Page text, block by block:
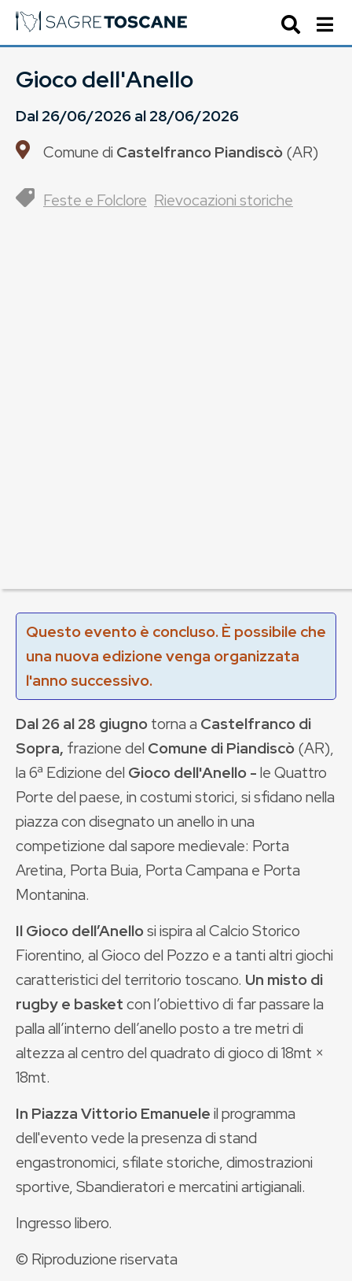
Gioco dell'Anello
Dal26/06/2026al28/06/2026
Comune di Castelfranco Piandiscò(AR)
Feste e Folclore Rievocazioni storiche
Questo evento è concluso. È possibile che
una nuova edizione venga organizzata
l'anno successivo.
Dal 26 al 28 giugnotorna a Castelfranco di
Sopra, frazione del Comune di Piandiscò(AR),
la 6ª Edizione del Gioco dell'Anello -le Quattro
Porte del paese, in costumi storici, si sfidano nella
piazza con disegnato un anello in una
competizione dal sapore medievale: Porta
Aretina, Porta Buia, Porta Campana e Porta
Montanina.
Il Gioco dell’Anellosi ispira al Calcio Storico
Fiorentino, al Gioco del Pozzo e a tanti altri giochi
caratteristici del territorio toscano. Un misto di
rugby e basketcon l’obiettivo di far passare la
palla all’interno dell’anello posto a tre metri di
altezza al centro del quadrato di gioco di 18mt ×
18mt.
In Piazza Vittorio Emanueleil programma
dell'evento vede la presenza di stand
engastronomici, sfilate storiche, dimostrazioni
sportive, Sbandieratori e mercatini artigianali.
Ingresso libero.
© Riproduzione riservata